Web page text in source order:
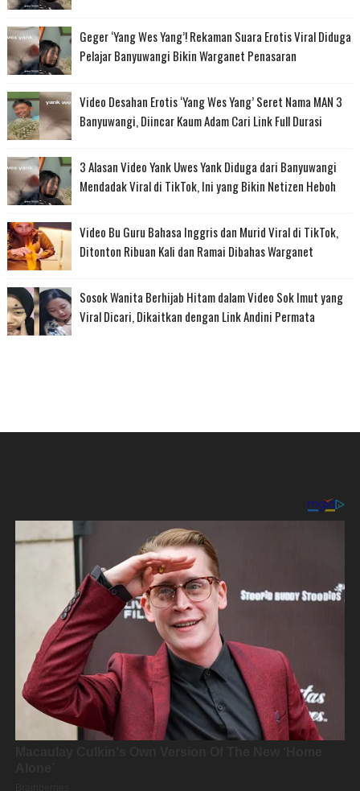
Geger ‘Yang Wes Yang’! Rekaman Suara Erotis Viral Diduga
Pelajar Banyuwangi Bikin Warganet Penasaran
Video Desahan Erotis ‘Yang Wes Yang’ Seret Nama MAN 3
Banyuwangi, Diincar Kaum Adam Cari Link Full Durasi
3 Alasan Video Yank Uwes Yank Diduga dari Banyuwangi
Mendadak Viral di TikTok, Ini yang Bikin Netizen Heboh
Video Bu Guru Bahasa Inggris dan Murid Viral di TikTok,
Ditonton Ribuan Kali dan Ramai Dibahas Warganet
Sosok Wanita Berhijab Hitam dalam Video Sok Imut yang
Viral Dicari, Dikaitkan dengan Link Andini Permata